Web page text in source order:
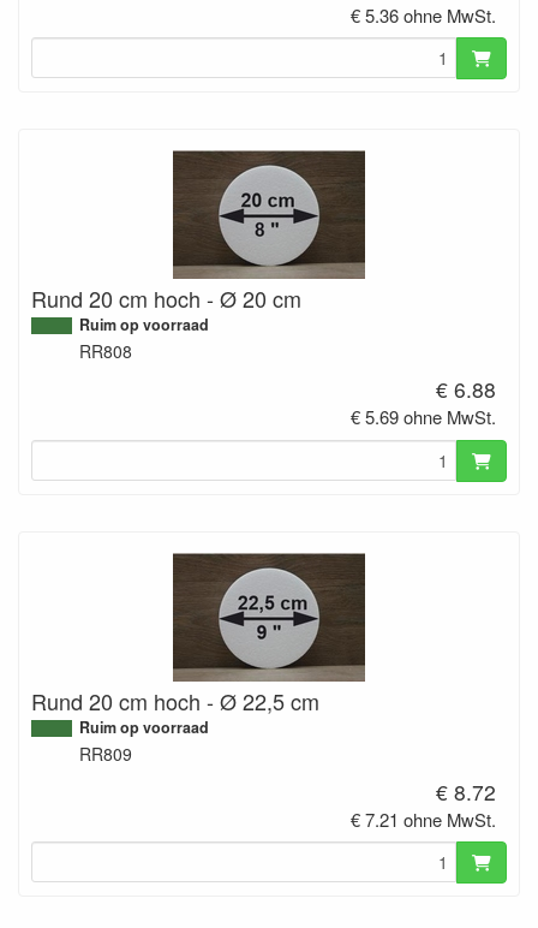
€ 5.36 ohne MwSt.
Rund 20 cm hoch - Ø 20 cm
Ruim op voorraad
RR808
€ 6.88
€ 5.69 ohne MwSt.
Rund 20 cm hoch - Ø 22,5 cm
Ruim op voorraad
RR809
€ 8.72
€ 7.21 ohne MwSt.